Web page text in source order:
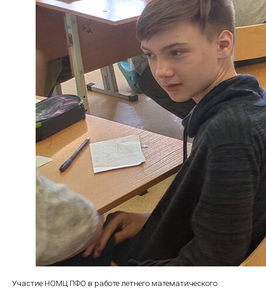
Участие НОМЦ ПФО в работе летнего математического